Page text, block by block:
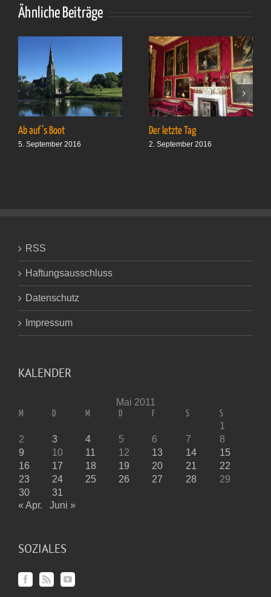
Ähnliche Beiträge
Ab auf’s Boot
5. September 2016
Der letzte Tag
2. September 2016
RSS
Haftungsausschluss
Datenschutz
Impressum
KALENDER
Mai 2011
M D M D F S S
1
2
3 4 5 6 7
8
9
10 11 12 13 14
15
16
17 18 19 20 21
22
23
24 25 26 27 28
29
30
31
« Apr.
Juni »
SOZIALES